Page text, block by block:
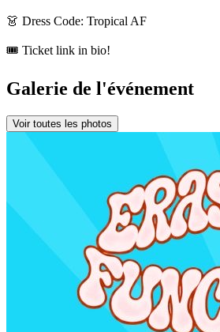
👗 Dress Code: Tropical AF
🎟️ Ticket link in bio!
Galerie de l'événement
Voir toutes les photos